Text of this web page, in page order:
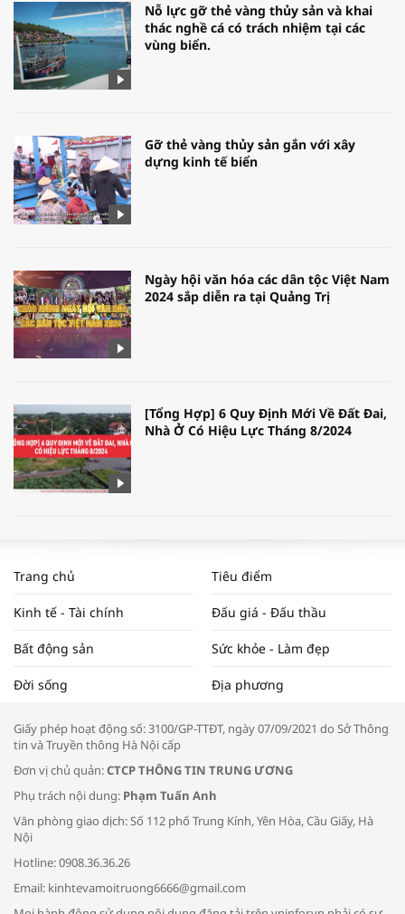
Nỗ lực gỡ thẻ vàng thủy sản và khai
thác nghề cá có trách nhiệm tại các
vùng biển.
Gỡ thẻ vàng thủy sản gắn với xây
dựng kinh tế biển
Ngày hội văn hóa các dân tộc Việt Nam
2024 sắp diễn ra tại Quảng Trị
[Tổng Hợp] 6 Quy Định Mới Về Đất Đai,
Nhà Ở Có Hiệu Lực Tháng 8/2024
NAM NĂM 2024 VÀ NĂM 2025 | NHỊP
ĐẬP THỊ TRƯỜNG #62
Tọa đàm “Xúc tiến thương mại: Khơi
Bác sĩ tư vấn cách phòng tránh bệnh
đường hô hấp trong thời tiết giao mùa
Trang chủ Tiêu điểm
Kinh tế - Tài chính Đấu giá - Đấu thầu
Bất động sản Sức khỏe - Làm đẹp
Đời sống Địa phương
Giấy phép hoạt động số: 3100/GP-TTĐT, ngày 07/09/2021 do Sở Thông
tin và Truyền thông Hà Nội cấp
Đơn vị chủ quản:CTCP THÔNG TIN TRUNG ƯƠNG
Phụ trách nội dung: Phạm Tuấn Anh
Văn phòng giao dịch: Số 112 phố Trung Kính, Yên Hòa, Cầu Giấy, Hà
Nội
Hotline: 0908.36.36.26
Email: kinhtevamoitruong6666@gmail.com